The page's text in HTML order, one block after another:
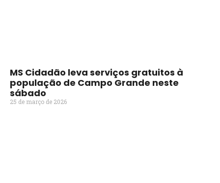
MS Cidadão leva serviços gratuitos à
população de Campo Grande neste
sábado
25 de março de 2026